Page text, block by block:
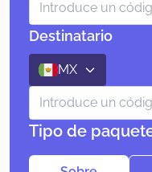
Destinatario
MX
Tipo de